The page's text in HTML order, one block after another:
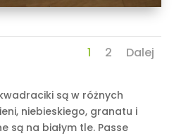
1 2 Dalej
są w różnych
niebieskiego, granatu i
są na białym tle. Passe